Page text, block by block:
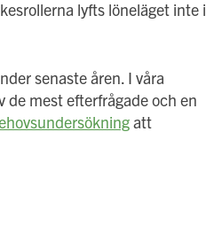
lyfts löneläget inte i
senaste åren. I våra
mest efterfrågade och en
att